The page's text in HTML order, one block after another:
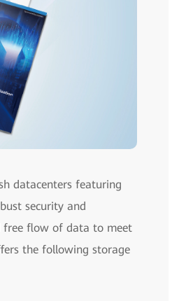
datacenters featuring
security and
free flow of data to meet
the following storage